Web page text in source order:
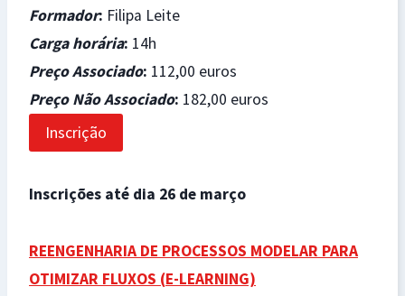
Formador: Filipa Leite
Carga horária: 14h
Preço Associado: 112,00 euros
Preço Não Associado: 182,00 euros
Inscrição
Inscrições até dia 26 de março
REENGENHARIA DE PROCESSOS MODELAR PARA
OTIMIZAR FLUXOS (E-LEARNING)